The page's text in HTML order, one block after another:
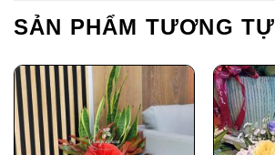
SẢN PHẨM TƯƠNG TỰ